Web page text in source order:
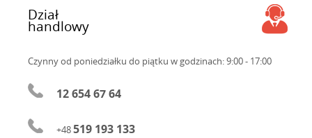
Dział
handlowy
Czynny od poniedziałku do piątku w godzinach: 9:00 - 17:00
12 654 67 64
+48519 193 133